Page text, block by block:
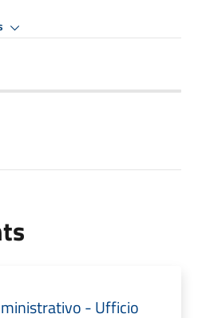
- Ufficio